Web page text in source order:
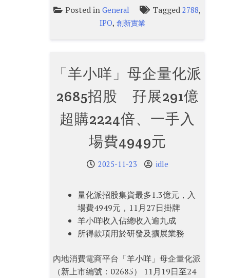
Posted inGeneral Tagged2788,
IPO, 創新實業
「羊小咩」母企量化派
2685招股 孖展291億
超購2224倍、一手入
場費4949元
2025-11-23 idle
量化派招股集資最多1.3億元，入
場費4949元，11月27日掛牌
羊小咩收入佔總收入逾九成
所得款項用於研發及擴展業務
內地消費電商平台「羊小咩」母企量化派
（新上市編號：02685） 11月19日至24